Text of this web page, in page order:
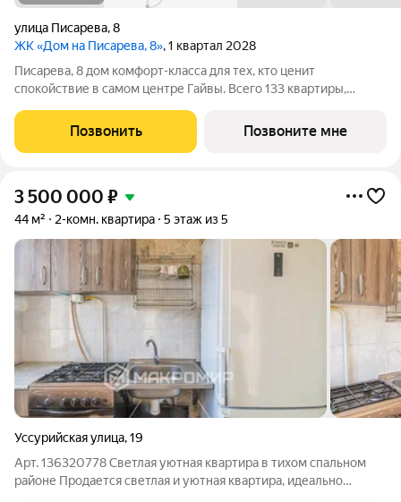
улица Писарева,8
ЖК «Дом на Писарева, 8», 1 квартал 2028
Писарева, 8 дом комфорт-класса для тех, кто ценит
спокойствие в самом центре Гайвы. Всего 133 квартиры,
зарубежного производства. Всё необходимое в пешей
доступности: детские сады и гимназия,
Позвонить Позвоните мне
3 500 000 ₽
44 м² 2-комн. квартира 5 этаж из 5
Уссурийская улица,19
Арт. 136320778 Светлая уютная квартира в тихом спальном
районе Продается светлая и уютная квартира, идеально